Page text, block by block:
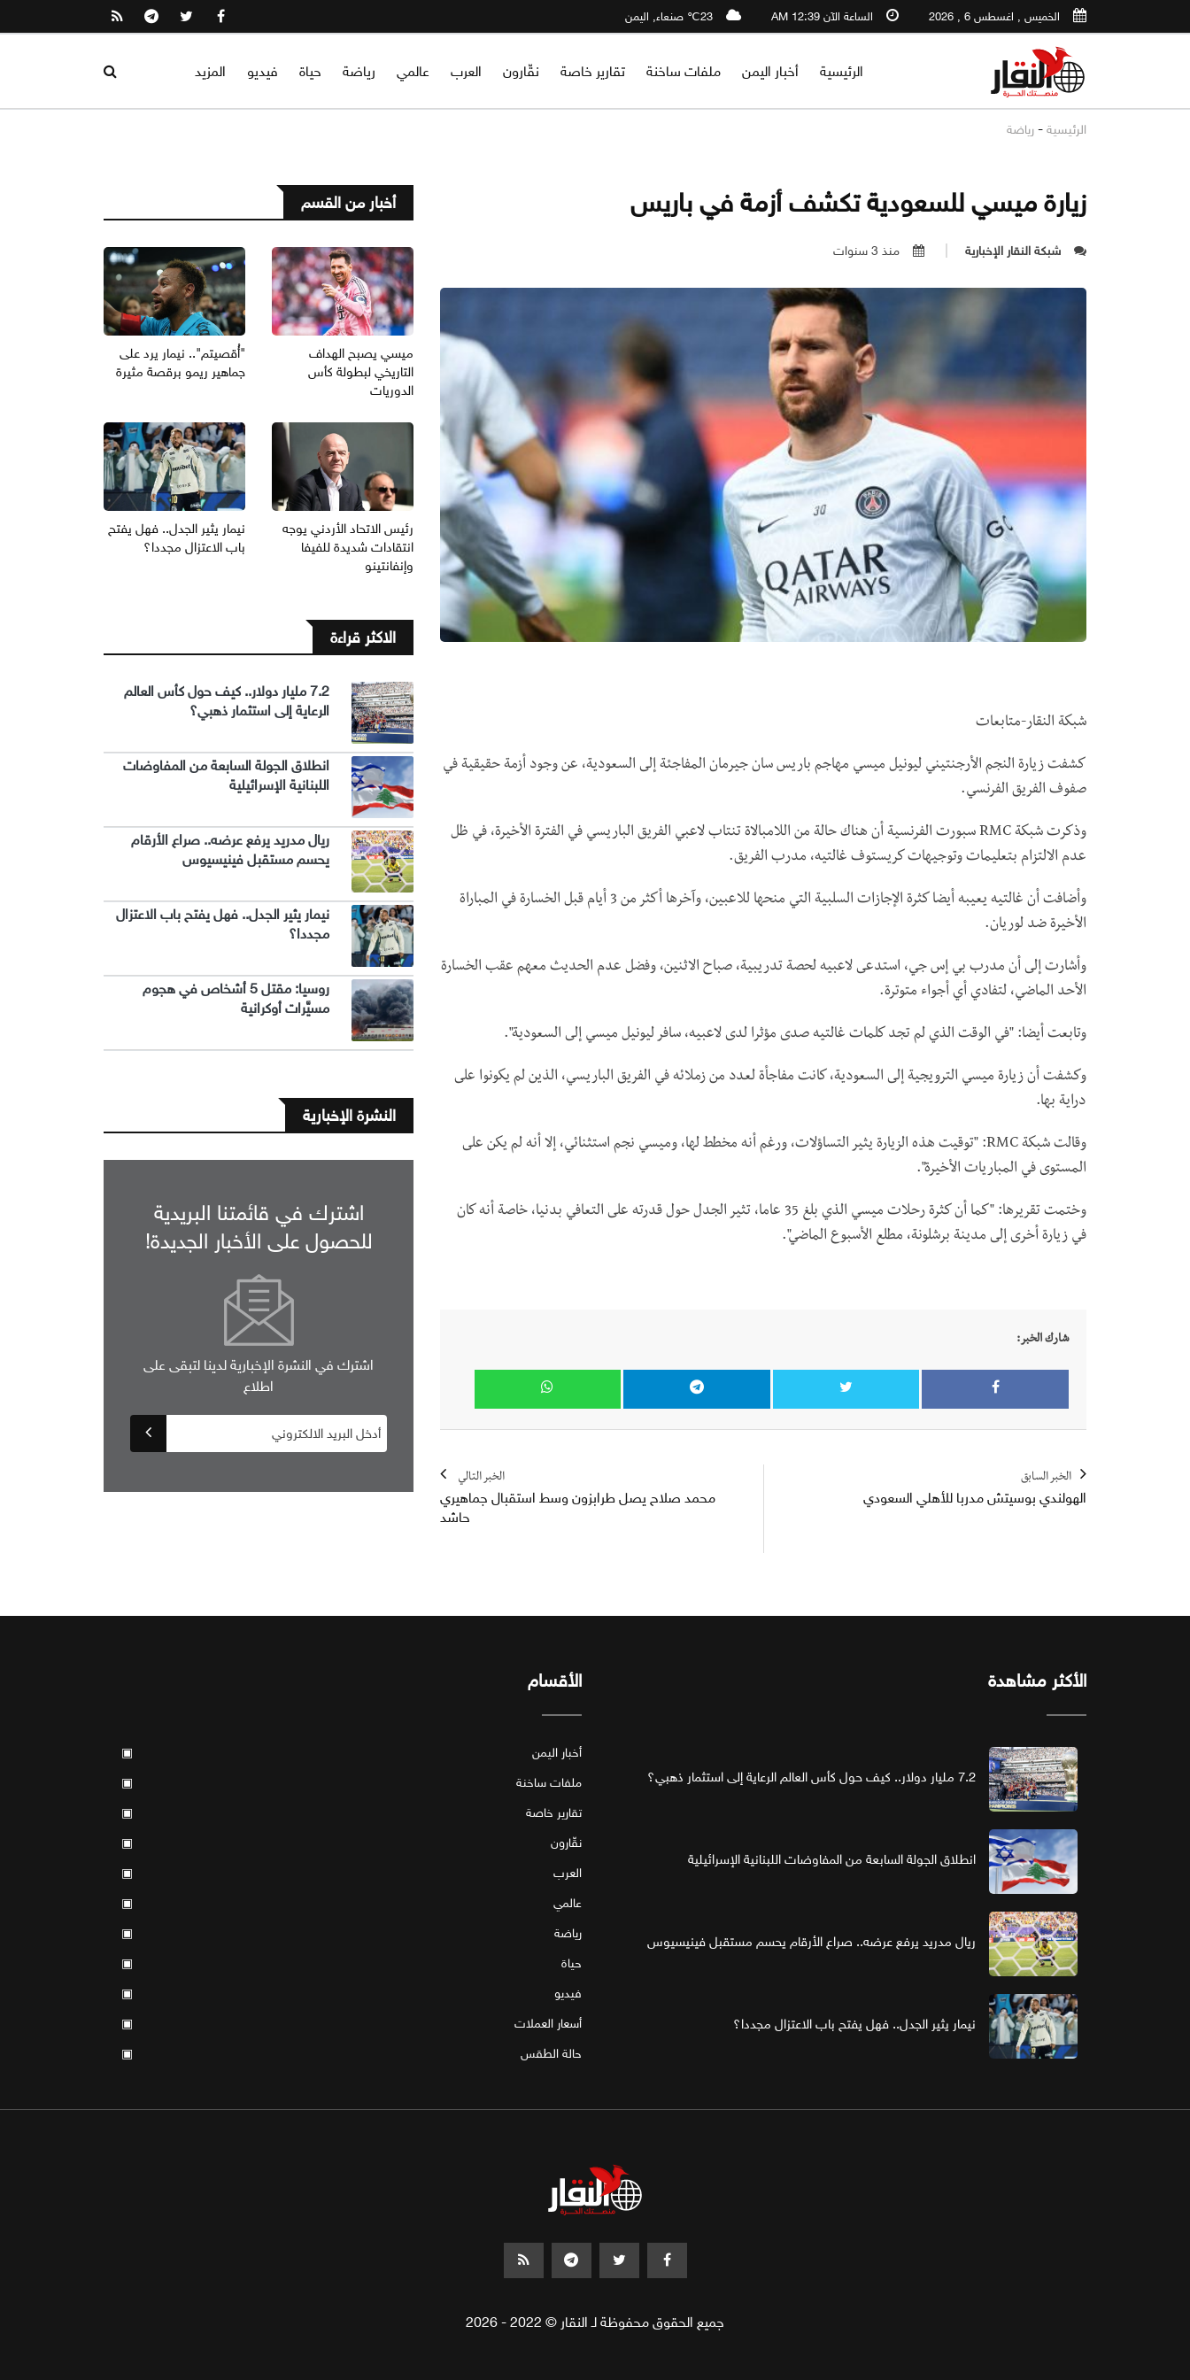
الخميس , اغسطس 6 , 2026 الساعة الآن 12:39 AM 23℃ صنعاء, اليمن
الرئيسية أخبار اليمن ملفات ساخنة تقارير خاصة نقّارون العرب عالمي رياضة حياة فيديو المزيد
الرئيسية - رياضة
زيارة ميسي للسعودية تكشف أزمة في باريس
شبكة النقار الإخبارية منذ 3 سنوات
شبكة النقار-متابعات
كشفت زيارة النجم الأرجنتيني ليونيل ميسي مهاجم باريس سان جيرمان المفاجئة إلى السعودية، عن وجود أزمة حقيقية في
صفوف الفريق الفرنسي.
وذكرت شبكة RMC سبورت الفرنسية أن هناك حالة من اللامبالاة تنتاب لاعبي الفريق الباريسي في الفترة الأخيرة، في ظل
عدم الالتزام بتعليمات وتوجيهات كريستوف غالتيه، مدرب الفريق.
وأضافت أن غالتيه يعيبه أيضا كثرة الإجازات السلبية التي منحها للاعبين، وآخرها أكثر من 3 أيام قبل الخسارة في المباراة
الأخيرة ضد لوريان.
وأشارت إلى أن مدرب بي إس جي، استدعى لاعبيه لحصة تدريبية، صباح الاثنين، وفضل عدم الحديث معهم عقب الخسارة
الأحد الماضي، لتفادي أي أجواء متوترة.
وتابعت أيضا: "في الوقت الذي لم تجد كلمات غالتيه صدى مؤثرا لدى لاعبيه، سافر ليونيل ميسي إلى السعودية".
وكشفت أن زيارة ميسي الترويجية إلى السعودية، كانت مفاجأة لعدد من زملائه في الفريق الباريسي، الذين لم يكونوا على
دراية بها.
وقالت شبكة RMC: "توقيت هذه الزيارة يثير التساؤلات، ورغم أنه مخطط لها، وميسي نجم استثنائي، إلا أنه لم يكن على
المستوى في المباريات الأخيرة".
وختمت تقريرها: "كما أن كثرة رحلات ميسي الذي بلغ 35 عاما، تثير الجدل حول قدرته على التعافي بدنيا، خاصة أنه كان
في زيارة أخرى إلى مدينة برشلونة، مطلع الأسبوع الماضي".
شارك الخبر:
الخبر السابق
الهولندي بوسيتش مدربا للأهلي السعودي
الخبر التالي
محمد صلاح يصل طرابزون وسط استقبال جماهيري
حاشد
أخبار من القسم
ميسي يصبح الهداف
التاريخي لبطولة كأس
الدوريات
"أُقصيتم".. نيمار يرد على
جماهير ريمو برقصة مثيرة
رئيس الاتحاد الأردني يوجه
انتقادات شديدة للفيفا
وإنفانتينو
نيمار يثير الجدل.. فهل يفتح
باب الاعتزال مجددا؟
الاكثر قراءة
7.2 مليار دولار.. كيف حول كأس العالم
الرعاية إلى استثمار ذهبي؟
انطلاق الجولة السابعة من المفاوضات
اللبنانية الإسرائيلية
ريال مدريد يرفع عرضه.. صراع الأرقام
يحسم مستقبل فينيسيوس
نيمار يثير الجدل.. فهل يفتح باب الاعتزال
مجددا؟
روسيا: مقتل 5 أشخاص في هجوم
مسيَّرات أوكرانية
النشرة الإخبارية
اشترك في قائمتنا البريدية
للحصول على الأخبار الجديدة!
اشترك في النشرة الإخبارية لدينا لتبقى على
اطلاع
الأكثر مشاهدة
7.2 مليار دولار.. كيف حول كأس العالم الرعاية إلى استثمار ذهبي؟
انطلاق الجولة السابعة من المفاوضات اللبنانية الإسرائيلية
ريال مدريد يرفع عرضه.. صراع الأرقام يحسم مستقبل فينيسيوس
نيمار يثير الجدل.. فهل يفتح باب الاعتزال مجددا؟
الأقسام
أخبار اليمن
▣
ملفات ساخنة
▣
تقارير خاصة
▣
نقّارون
▣
العرب
▣
عالمي
▣
رياضة
▣
حياة
▣
فيديو
▣
أسعار العملات
▣
حالة الطقس
▣
جميع الحقوق محفوظة لـ النقار © 2022 - 2026